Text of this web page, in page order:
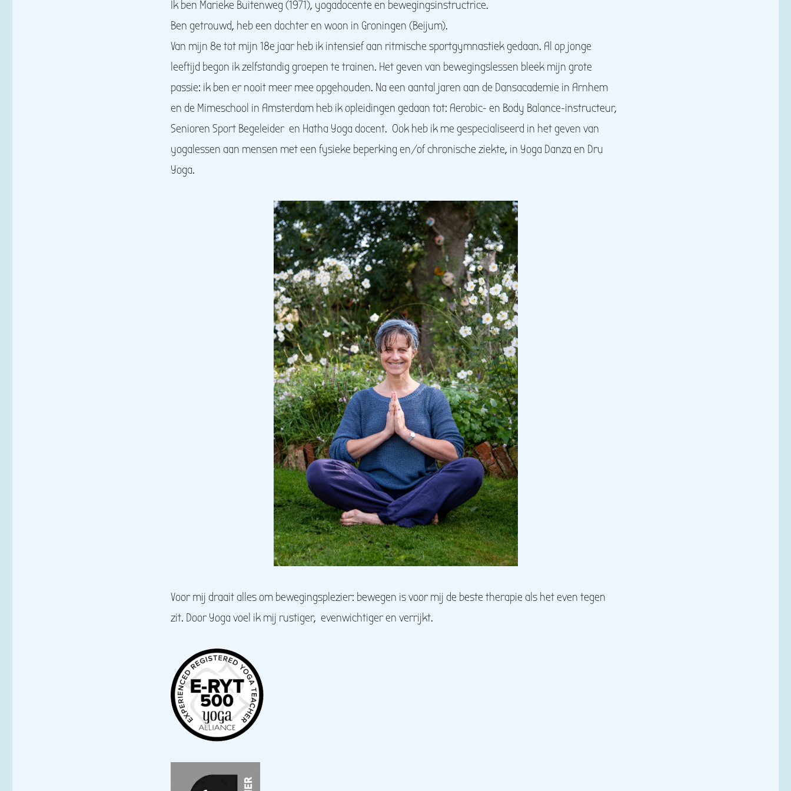
Ik ben Marieke Buitenweg (1971), yogadocente en bewegingsinstructrice.
Ben getrouwd, heb een dochter en woon in Groningen (Beijum).
Van mijn 8e tot mijn 18e jaar heb ik intensief aan ritmische sportgymnastiek gedaan. Al op jonge
leeftijd begon ik zelfstandig groepen te trainen. Het geven van bewegingslessen bleek mijn grote
passie: ik ben er nooit meer mee opgehouden. Na een aantal jaren aan de Dansacademie in Arnhem
en de Mimeschool in Amsterdam heb ik opleidingen gedaan tot: Aerobic- en Body Balance-instructeur,
Senioren Sport Begeleider en Hatha Yoga docent. Ook heb ik me gespecialiseerd in het geven van
yogalessen aan mensen met een fysieke beperking en/of chronische ziekte, in Yoga Danza en Dru
Yoga.
Voor mij draait alles om bewegingsplezier: bewegen is voor mij de beste therapie als het even tegen
zit. Door Yoga voel ik mij rustiger, evenwichtiger en verrijkt.